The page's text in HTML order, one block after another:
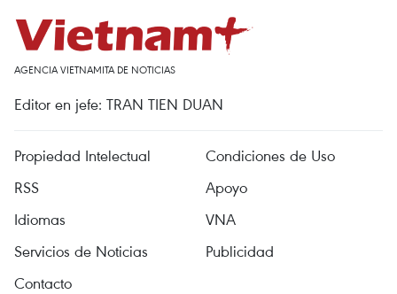
AGENCIA VIETNAMITA DE NOTICIAS
Editor en jefe: TRAN TIEN DUAN
Propiedad Intelectual
Condiciones de Uso
RSS
Apoyo
Idiomas
VNA
Servicios de Noticias
Publicidad
Contacto